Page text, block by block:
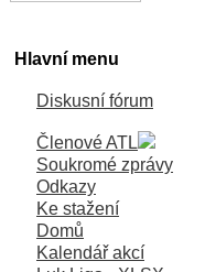
Hlavní menu
Diskusní fórum
Členové ATL
Soukromé zprávy
Odkazy
Ke stažení
Domů
Kalendář akcí